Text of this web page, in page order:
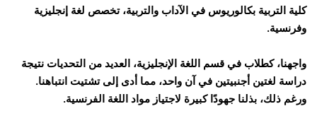
كلية التربية بكالوريوس في الآداب والتربية، تخصص لغة إنجليزية
وفرنسية.
واجهنا، كطلاب في قسم اللغة الإنجليزية، العديد من التحديات نتيجة
دراسة لغتين أجنبيتين في آن واحد، مما أدى إلى تشتيت انتباهنا.
ورغم ذلك، بذلنا جهودًا كبيرة لاجتياز مواد اللغة الفرنسية.